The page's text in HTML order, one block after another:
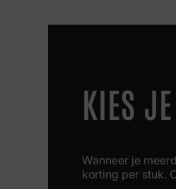
KIES
Wanneer je
korting per stuk.